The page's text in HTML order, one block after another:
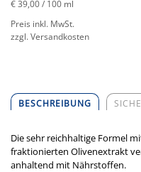
€ 39,00/ 100 ml
Preis inkl. MwSt.
zzgl. Versandkosten
BESCHREIBUNG
Die sehr reichhaltige Formel
fraktionierten Olivenextrakt
anhaltend mit Nährstoffen.